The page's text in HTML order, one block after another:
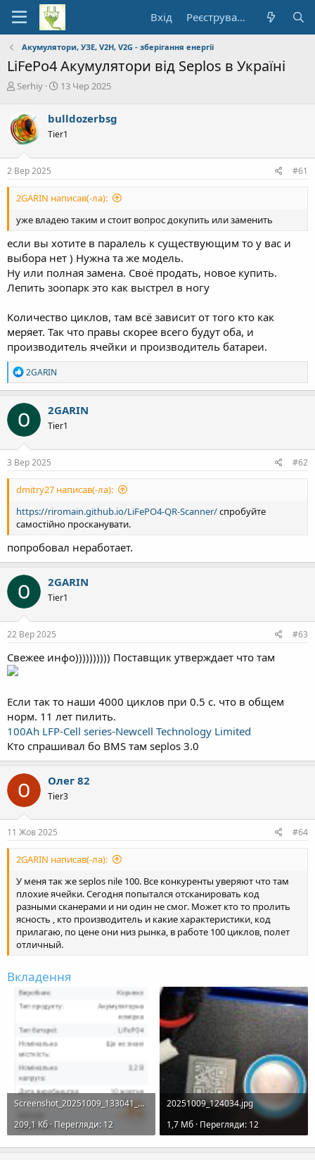
Вхід Реєстрування
Акумулятори, УЗЕ, V2H, V2G - зберігання енергії
LiFePo4 Акумулятори від Seplos в Україні
А
о
р
т
е
м
Serhiy
Д
а
п
ч
к
13 Чер 2025
bulldozerbsg
Tier1
2 Вер 2025 #61
2GARIN написав(-ла):
уже владею таким и стоит вопрос докупить или заменить
если вы хотите в паралель к существующим то у вас и
выбора нет ) Нужна та же модель.
Ну или полная замена. Своё продать, новое купить.
Лепить зоопарк это как выстрел в ногу
Количество циклов, там всё зависит от того кто как
меряет. Так что правы скорее всего будут оба, и
производитель ячейки и производитель батареи.
Р
е
а
к
ц
і
ї
:
2GARIN
2GARIN
Tier1
3 Вер 2025 #62
dmitry27 написав(-ла):
https://riromain.github.io/LiFePO4-QR-Scanner/спробуйте
самостійно просканувати.
попробовал неработает.
2GARIN
Tier1
22 Вер 2025 #63
Свежее инфо)))))))))) Поставщик утверждает что там
Если так то наши 4000 циклов при 0.5 с. что в общем
норм. 11 лет пилить.
100Ah LFP-Cell series-Newcell Technology Limited
Кто спрашивал бо BMS там seplos 3.0
Олег 82
Tier3
11 Жов 2025 #64
2GARIN написав(-ла):
У меня так же seplos nile 100. Все конкуренты уверяют что там
плохие ячейки. Сегодня попытался отсканировать код
разными сканерами и ни один не смог. Может кто то пролить
ясность , кто производитель и какие характеристики, код
прилагаю, по цене они низ рынка, в работе 100 циклов, полет
отличный.
Вкладення
Screenshot_20251009_133041_Chrome.png
209,1 Кб · Перегляди: 12
20251009_124034.jpg
1,7 Mб · Перегляди: 12